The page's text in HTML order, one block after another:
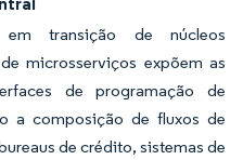
em transição de núcleos
microsserviços expõem as
de programação de
a composição de fluxos de
de crédito, sistemas de